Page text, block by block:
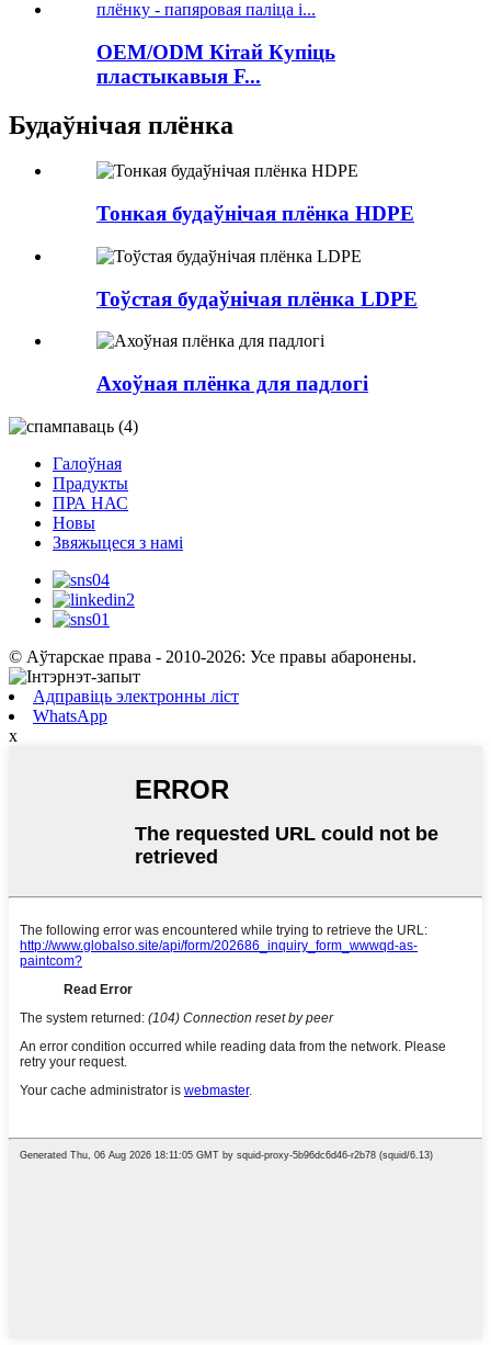
OEM/ODM Кітай Купіць
пластыкавыя F...
Будаўнічая плёнка
Тонкая будаўнічая плёнка HDPE
Тоўстая будаўнічая плёнка LDPE
Ахоўная плёнка для падлогі
Галоўная
Прадукты
ПРА НАС
Новы
Звяжыцеся з намі
© Аўтарскае права - 2010-2026: Усе правы абаронены.
Адправіць электронны ліст
WhatsApp
x